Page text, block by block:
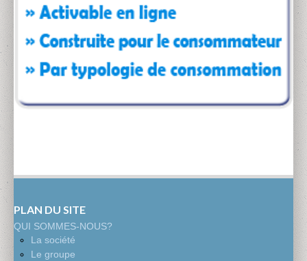
PLAN DU SITE
QUI SOMMES-NOUS?
La société
Le groupe